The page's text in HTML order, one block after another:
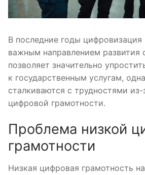
В последние годы цифровизация
важным направлением развития
позволяет значительно
к государственным услугам,
сталкиваются с трудностями из-
цифровой грамотности.
Проблема низкой
грамотности
Низкая цифровая грамотность